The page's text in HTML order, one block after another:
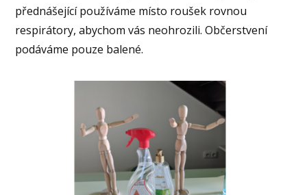
přednášející používáme místo roušek rovnou
respirátory, abychom vás neohrozili. Občerstvení
podáváme pouze balené.